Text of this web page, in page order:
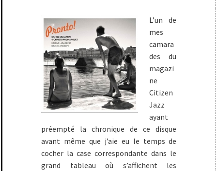
L’un de
mes
camara
des du
magazi
ne
Citizen
Jazz
ayant
préempté la chronique de ce disque
avant même que j’aie eu le temps de
cocher la case correspondante dans le
grand tableau où s’affichent les